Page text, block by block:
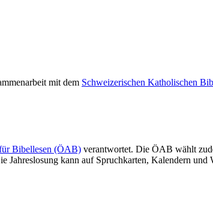
mit dem Schweizerischen Katholischen
Bibellesen (ÖAB) verantwortet. Die ÖAB wählt
kann auf Spruchkarten, Kalendern und